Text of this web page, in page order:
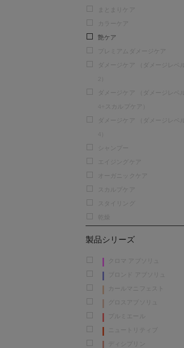
まとまりケア
カラーケア
艶ケア
プレミアムダメージケア
ダメージケア （ダメージレベ
ダメージケア （ダメージレベ
4+スカルプケア）
ダメージケア （ダメージレベ
シャンプー
エイジングケア
オーガニックケア
スカルプケア
スタイリング
製品シリーズ
クロマ アブソリュ
ブロンド アブソリュ
カールマニフェスト
グロスアブソリュ
プルミエール
ニュートリティブ
ディシプリン